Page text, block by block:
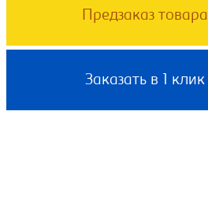
Предзаказ товара
Заказать в 1 клик